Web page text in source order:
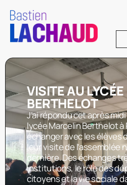
VISITE AU
BERTHELOT
J’ai répondu cet après
lycée Marcelin Berthelot à
échanger avec les élèves
leur visite de l’assemblée
dernière. Des échanges
institutions, le rôle des
citoyens et la vie sociale